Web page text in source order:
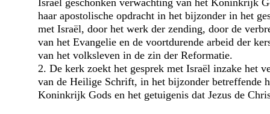
haar apostolische opdracht in het bijzonder in het
met Israël, door het werk der zending, door de
van het Evangelie en de voortdurende arbeid der
van het volksleven in de zin der Reformatie.
2. De kerk zoekt het gesprek met Israël inzake het
van de Heilige Schrift, in het bijzonder betreffende
Koninkrijk Gods en het getuigenis dat Jezus de